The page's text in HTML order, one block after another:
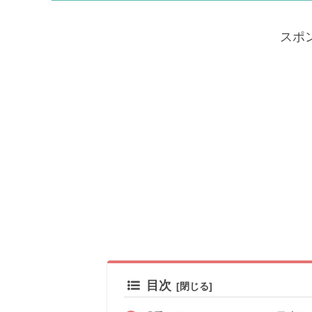
スポ
目次